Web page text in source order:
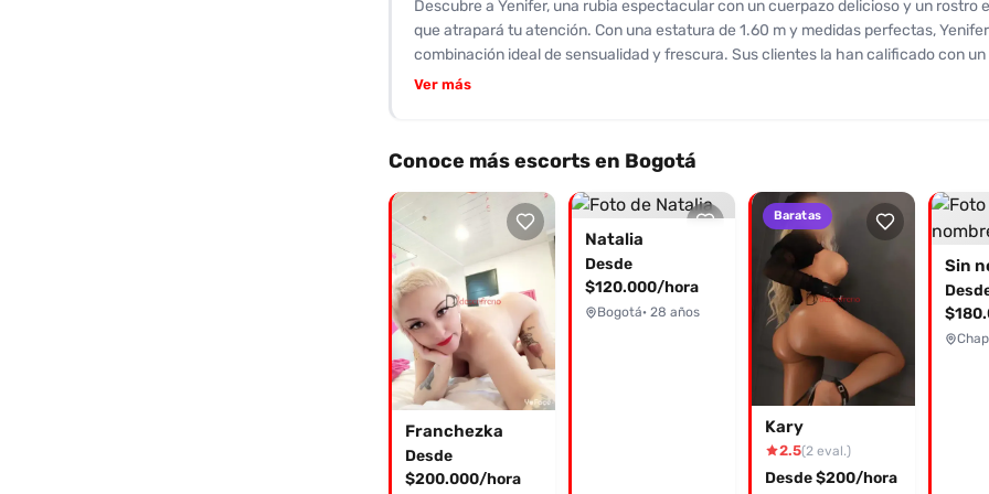
Descubre a Yenifer, una rubia espectacular con un cuerpazo delicioso y un rostro
que atrapará tu atención. Con una estatura de 1.60 m y medidas perfectas,
combinación ideal de sensualidad y frescura. Sus clientes la han calificado con
y un 9 en rostro, destacando su capacidad para entregarse por completo a la
contigo sea único y memorable. Con tarifas accesibles y un servicio excelente,
expresado su deseo de repetir la experiencia. No dejes pasar la oportunidad de
momentos inolvidables con esta encantadora rubia, contáctala vía WhatsApp al
agenda tu cita. ¡Déjate seducir por Yenifer y descubre la adicción que te hará
Ver más
Conoce más escorts en Bogotá
Franchezka
Desde
$200.000/hora
Natalia
Desde
$120.000/hora
Bogotá· 28 años
Baratas
Kary
2.5(2 eval.)
Desde $200/hora
Sin